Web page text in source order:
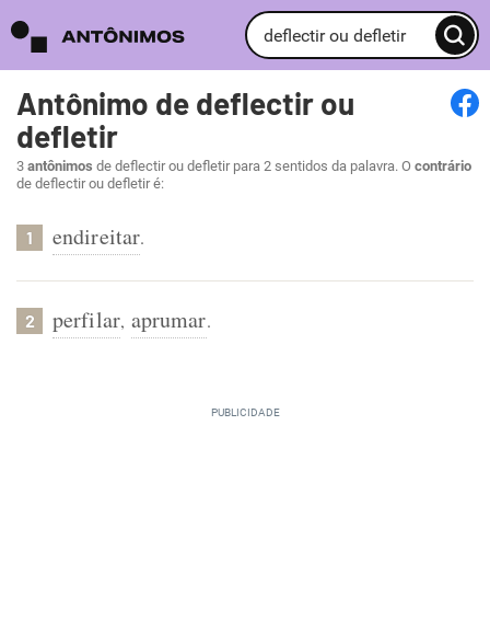
Antônimo de deflectir ou
defletir
3 antônimos de deflectir ou defletir para 2 sentidos da palavra. O contrário
de deflectir ou defletir é:
1 endireitar.
2 perfilar, aprumar.